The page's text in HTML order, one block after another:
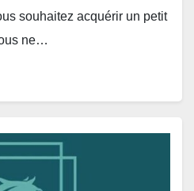
souhaitez acquérir un petit
ne…